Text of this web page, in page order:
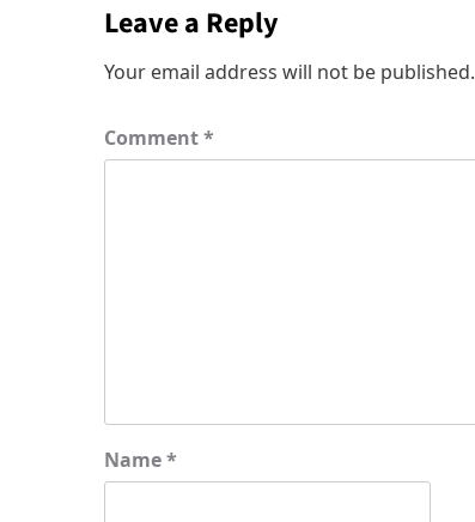
Leave a Reply
Your email address will not be published.
Comment*
Name*